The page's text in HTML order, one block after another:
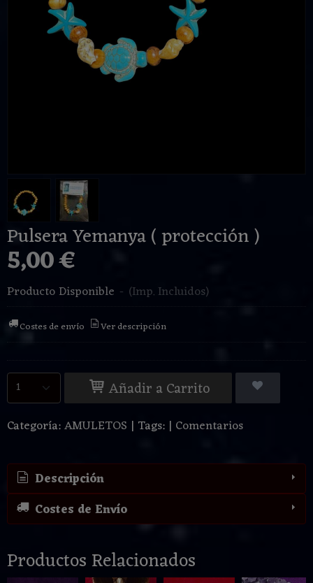
Pulsera Yemanya ( protección )
5,00 €
Producto Disponible - (Imp. Incluidos)
Costes de envío Ver descripción
Añadir a Carrito
Categoría:AMULETOS | Tags: | Comentarios
Descripción
Costes de Envío
Productos Relacionados